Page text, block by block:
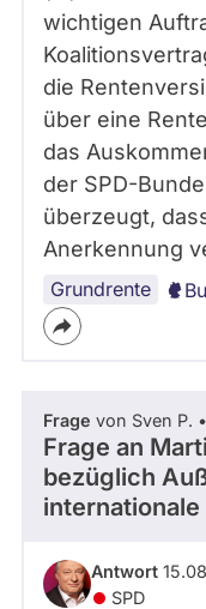
wichtigen
die
über eine
das
der SPD-
überzeugt,
Anerkennung
Grundrente
Frage von Sven P.
Frage an
bezüglich
Antwort
SPD